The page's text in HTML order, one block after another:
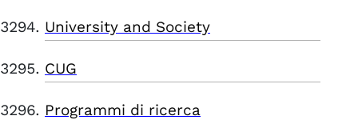
University and Society
CUG
Programmi di ricerca